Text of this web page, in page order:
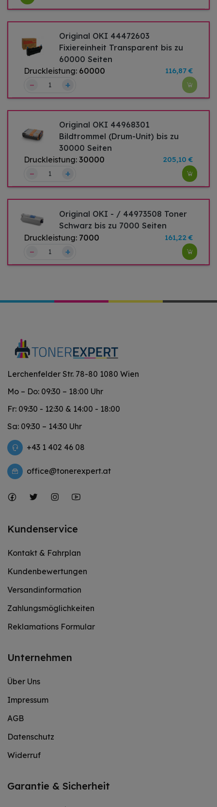
Original OKI 44472603
Fixiereinheit Transparent bis zu
60000 Seiten
Druckleistung: 60000 116,87 €
– +
Original OKI 44968301
Bildtrommel (Drum-Unit) bis zu
30000 Seiten
Druckleistung: 30000 205,10 €
– +
Original OKI - / 44973508 Toner
Schwarz bis zu 7000 Seiten
Druckleistung: 7000 161,22 €
– +
Lerchenfelder Str. 78-80 1080 Wien
Mo – Do: 09:30 – 18:00 Uhr
Fr: 09:30 - 12:30 & 14:00 - 18:00
Sa: 09:30 – 14:30 Uhr
+43 1 402 46 08
office@tonerexpert.at
Kundenservice
Kontakt & Fahrplan
Kundenbewertungen
Versandinformation
Zahlungsmöglichkeiten
Reklamations Formular
Unternehmen
Über Uns
Impressum
AGB
Datenschutz
Widerruf
Garantie & Sicherheit